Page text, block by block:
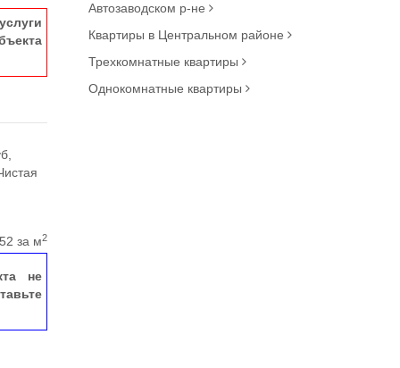
за м2
не
Автозаводском р-не
Квартиры в Центральном районе
Трехкомнатные квартиры
Однокомнатные квартиры